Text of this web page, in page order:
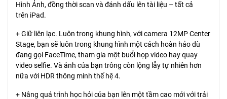
Hình Ảnh, đồng thời scan và đánh dấu lên tài liệu – tất cả
trên iPad.
+ Giữ liên lạc. Luôn trong khung hình, với camera 12MP Center
Stage, bạn sẽ luôn trong khung hình một cách hoàn hảo dù
đang gọi FaceTime, tham gia một buổi họp video hay quay
video selfie. Và ảnh của bạn trông còn lộng lẫy tự nhiên hơn
nữa với HDR thông minh thế hệ 4.
+ Nâng quá trình học hỏi của bạn lên một tầm cao mới với trải